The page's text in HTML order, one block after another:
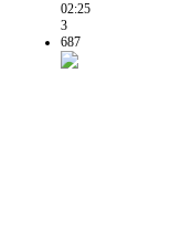
02:25
3
687